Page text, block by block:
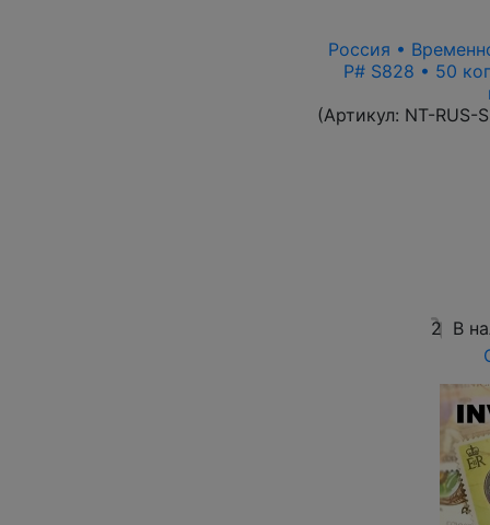
Россия •
P# S828 • 50
(Артикул: NT-RUS-
2 В